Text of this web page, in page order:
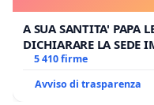
A SUA SANTITA' PAPA
DICHIARARE LA SEDE
E/O DI FAR APRIRE IL
5 410 firme
Avviso di trasparenza